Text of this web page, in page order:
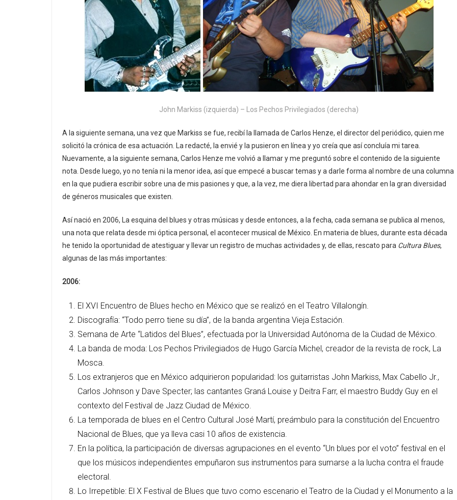
John Markiss (izquierda) – Los Pechos Privilegiados (derecha)
A la siguiente semana, una vez que Markiss se fue, recibí la llamada de Carlos Henze, el director del periódico, quien me
solicitó la crónica de esa actuación. La redacté, la envié y la pusieron en línea y yo creía que así concluía mi tarea.
Nuevamente, a la siguiente semana, Carlos Henze me volvió a llamar y me preguntó sobre el contenido de la siguiente
nota. Desde luego, yo no tenía ni la menor idea, así que empecé a buscar temas y a darle forma al nombre de una columna
en la que pudiera escribir sobre una de mis pasiones y que, a la vez, me diera libertad para ahondar en la gran diversidad
de géneros musicales que existen.
Así nació en 2006, La esquina del blues y otras músicas y desde entonces, a la fecha, cada semana se publica al menos,
una nota que relata desde mi óptica personal, el acontecer musical de México. En materia de blues, durante esta década
he tenido la oportunidad de atestiguar y llevar un registro de muchas actividades y, de ellas, rescato para Cultura Blues,
algunas de las más importantes:
2006:
El XVI Encuentro de Blues hecho en México que se realizó en el Teatro Villalongín.
Discografía: “Todo perro tiene su día”, de la banda argentina Vieja Estación.
Semana de Arte “Latidos del Blues”, efectuada por la Universidad Autónoma de la Ciudad de México.
La banda de moda: Los Pechos Privilegiados de Hugo García Michel, creador de la revista de rock, La
Mosca.
Los extranjeros que en México adquirieron popularidad: los guitarristas John Markiss, Max Cabello Jr.,
Carlos Johnson y Dave Specter; las cantantes Graná Louise y Deitra Farr, el maestro Buddy Guy en el
contexto del Festival de Jazz Ciudad de México.
La temporada de blues en el Centro Cultural José Martí, preámbulo para la constitución del Encuentro
Nacional de Blues, que ya lleva casi 10 años de existencia.
En la política, la participación de diversas agrupaciones en el evento “Un blues por el voto” festival en el
que los músicos independientes empuñaron sus instrumentos para sumarse a la lucha contra el fraude
electoral.
Lo Irrepetible: El X Festival de Blues que tuvo como escenario el Teatro de la Ciudad y el Monumento a la